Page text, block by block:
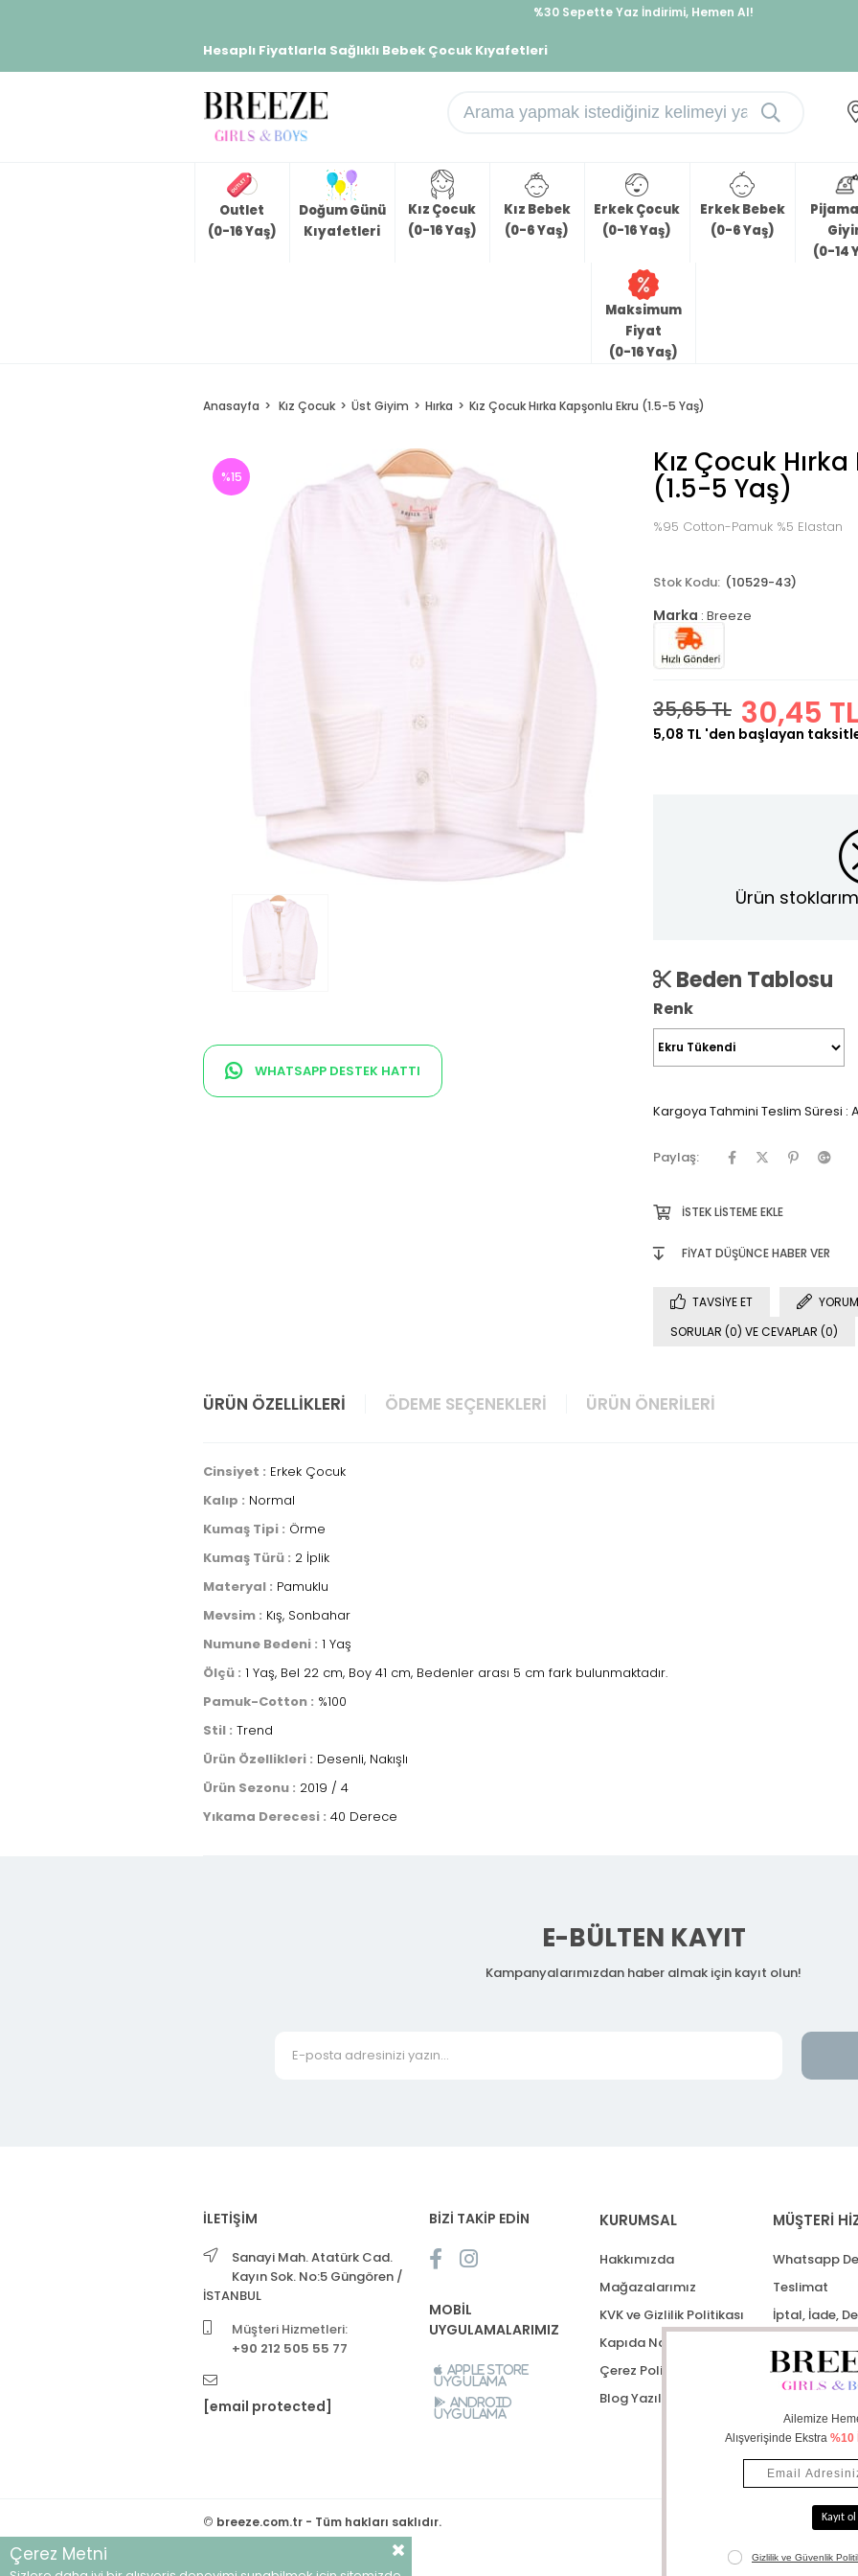
%30 Sepette Yaz İndirimi, Hemen Al!
Hesaplı Fiyatlarla Sağlıklı Bebek Çocuk Kıyafetleri
Outlet
(0-16 Yaş)
Doğum Günü
Kıyafetleri
Kız Çocuk
(0-16 Yaş)
Kız Bebek
(0-6 Yaş)
Erkek Çocuk
(0-16 Yaş)
Erkek Bebek
(0-6 Yaş)
(0-14
Maksimum
Fiyat
(0-16 Yaş)
Anasayfa Kız Çocuk Üst Giyim Hırka Kız Çocuk Hırka Kapşonlu Ekru (1.5-5 Yaş)
%15
WHATSAPP DESTEK HATTI
Kız Çocuk
(1.5-5 Yaş)
%95 Cotton-Pamuk %5 Elastan
(10529-43)
Marka : Breeze
35,65 TL 30,45 TL
5,08 TL 'den başlayan
Ürün
Beden Tablosu
Renk
Kargoya Tahmini Teslim Süresi :
Paylaş:
İSTEK LISTEME EKLE
FIYAT DÜŞÜNCE HABER VER
TAVSIYE ET
SORULAR (0) VE CEVAPLAR (0)
ÜRÜN ÖZELLIKLERI ÖDEME SEÇENEKLERI ÜRÜN ÖNERILERI
Cinsiyet : Erkek Çocuk
Kalıp : Normal
Kumaş Tipi : Örme
Kumaş Türü : 2 İplik
Materyal : Pamuklu
Mevsim : Kış, Sonbahar
Numune Bedeni : 1 Yaş
Ölçü : 1 Yaş, Bel 22 cm, Boy 41 cm, Bedenler arası 5 cm fark bulunmaktadır.
Pamuk-Cotton : %100
Stil : Trend
Ürün Özellikleri : Desenli, Nakışlı
Ürün Sezonu : 2019 / 4
Yıkama Derecesi : 40 Derece
E-BÜLTEN KAYIT
Kampanyalarımızdan haber almak için kayıt olun!
İLETİŞİM
Sanayi Mah. Atatürk Cad.
Kayın Sok. No:5 Güngören /
İSTANBUL
Müşteri Hizmetleri:
+90 212 505 55 77
[email protected]
BİZİ TAKİP EDİN
MOBİL
UYGULAMALARIMIZ
Apple Store
Uygulama
Android
Uygulama
KURUMSAL
Hakkımızda
Mağazalarımız
KVK ve Gizlilik Politikası
Kapıda Nakit Ödeme
Çerez Politikası
Blog Yazıları
MÜŞTERİ
Whatsapp
Teslimat
İptal, İade,
© breeze.com.tr - Tüm hakları saklıdır.
Çerez Metni